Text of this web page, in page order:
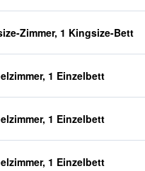
Zimmer, 1 Kingsize-Bett
1 Einzelbett
1 Einzelbett
1 Einzelbett